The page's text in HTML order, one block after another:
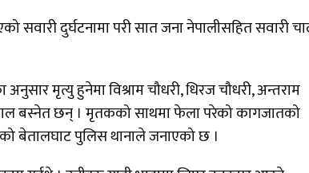
सवारी दुर्घटनामा परी सात जना नेपालीसहित सवारी
मृत्यु हुनेमा विश्राम चौधरी, धिरज चौधरी, अन्तराम
बस्नेत छन् । मृतकको साथमा फेला परेको कागजातको
बेतालघाट पुलिस थानाले जनाएको छ ।